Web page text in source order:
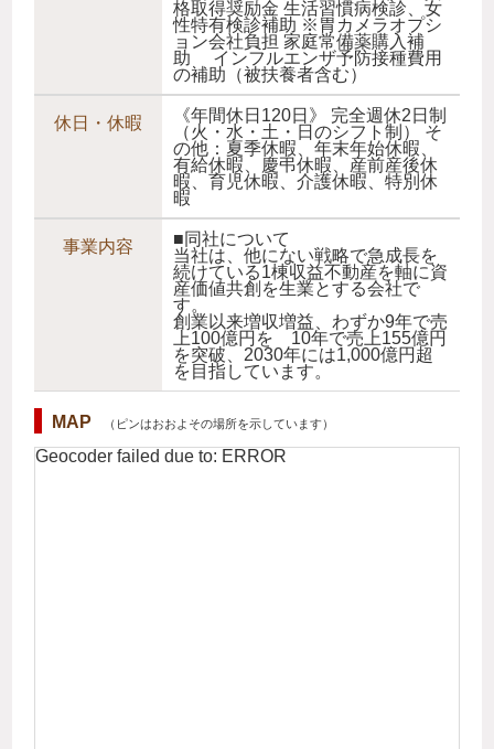
格取得奨励金 生活習慣病検診、女
性特有検診補助 ※胃カメラオプシ
ョン会社負担 家庭常備薬購入補
助 インフルエンザ予防接種費用
の補助（被扶養者含む）
休日・休暇
《年間休日120日》 完全週休2日制
（火・水・土・日のシフト制） そ
の他：夏季休暇、年末年始休暇、
有給休暇、慶弔休暇、産前産後休
暇、育児休暇、介護休暇、特別休
暇
事業内容
■同社について
当社は、他にない戦略で急成長を
続けている1棟収益不動産を軸に資
産価値共創を生業とする会社で
す。
創業以来増収増益、わずか9年で売
上100億円を 10年で売上155億円
を突破、2030年には1,000億円超
を目指しています。
MAP （ピンはおおよその場所を示しています）
Geocoder failed due to: ERROR